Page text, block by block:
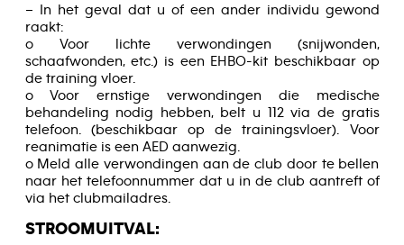
– In het geval dat u of een ander individu gewond
raakt:
o Voor lichte verwondingen (snijwonden,
schaafwonden, etc.) is een EHBO-kit beschikbaar op
de training vloer.
o Voor ernstige verwondingen die medische
behandeling nodig hebben, belt u 112 via de gratis
telefoon. (beschikbaar op de trainingsvloer). Voor
reanimatie is een AED aanwezig.
o Meld alle verwondingen aan de club door te bellen
naar het telefoonnummer dat u in de club aantreft of
via het clubmailadres.
STROOMUITVAL: